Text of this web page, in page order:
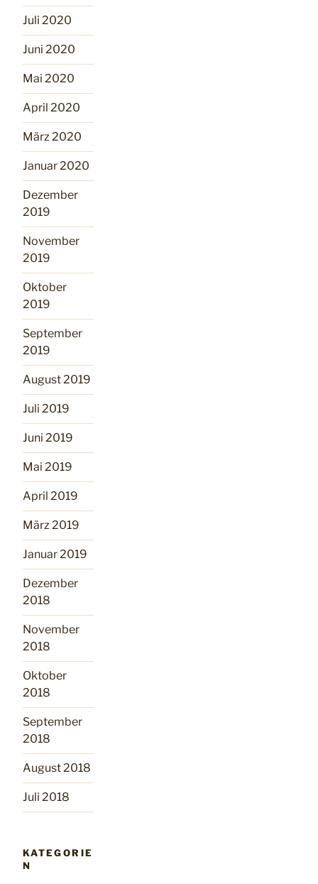
Juli 2020
Juni 2020
Mai 2020
April 2020
März 2020
Januar 2020
Dezember
2019
November
2019
Oktober
2019
September
2019
August 2019
Juli 2019
Juni 2019
Mai 2019
April 2019
März 2019
Januar 2019
Dezember
2018
November
2018
Oktober
2018
September
2018
August 2018
Juli 2018
KATEGORIE
N